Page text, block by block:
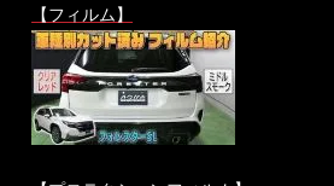
【フィルム】